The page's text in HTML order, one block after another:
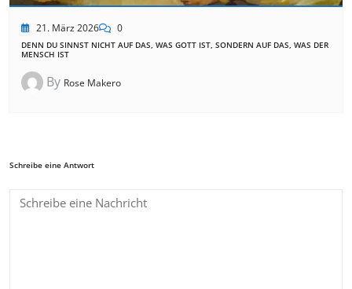
21. März 2026 0
DENN DU SINNST NICHT AUF DAS, WAS GOTT IST, SONDERN AUF DAS, WAS DER
MENSCH IST
By Rose Makero
Schreibe eine Antwort